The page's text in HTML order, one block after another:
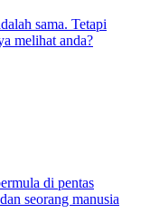
sama. Tetapi
melihat anda?
di pentas
seorang manusia